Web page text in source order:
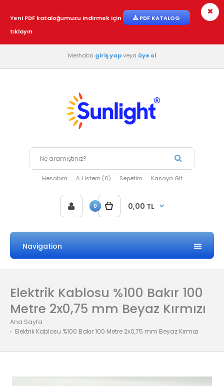
Yeni PDF kataloğumuzu indirmek için
PDF KATALOG
tıklayın
Merhaba giriş yapveya üye ol
Hesabım A. Listem (0) Sepetim Kasaya Git
0 0,00 TL
Navigation
Elektrik Kablosu %100 Bakır 100
Metre 2x0,75 mm Beyaz Kırmızı
Ana Sayfa
Elektrik Kablosu %100 Bakır 100 Metre 2x0,75 mm Beyaz Kırmızı